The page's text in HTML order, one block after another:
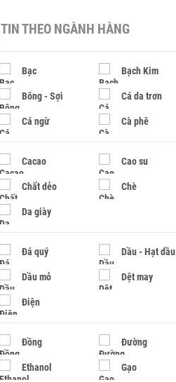
TIN THEO NGÀNH HÀNG
Bạc Bạch Kim
Bông - Sợi Cá da trơn
Cá ngừ Cà phê
Cacao Cao su
Chất dẻo Chè
Da giày
Đá quý Dầu - Hạt dầu
Dầu mỏ Dệt may
Điện
Đồng Đường
Ethanol Gạo